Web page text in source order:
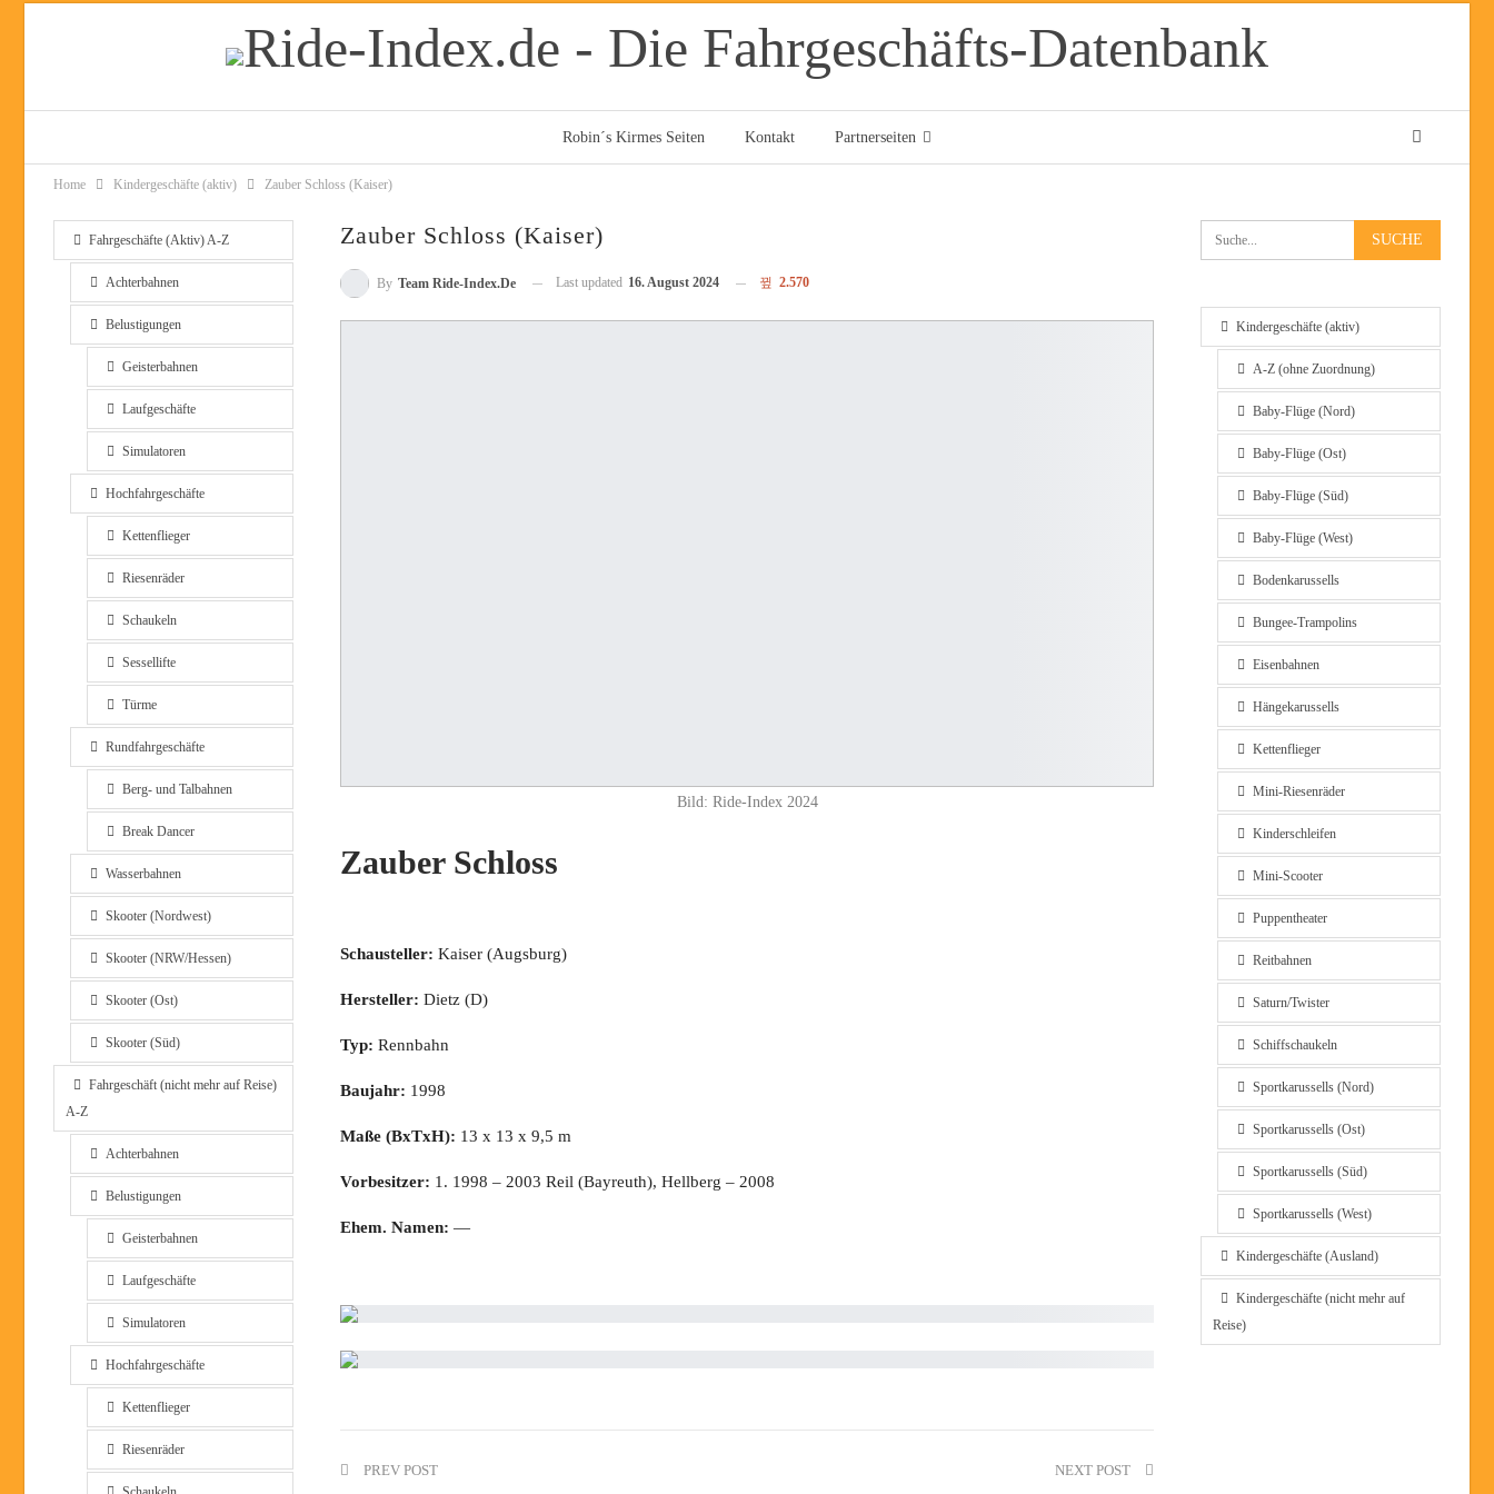
Robin´s Kirmes Seiten Kontakt Partnerseiten
Home Kindergeschäfte (aktiv) Zauber Schloss (Kaiser)
Zauber Schloss (Kaiser)
By Team Ride-Index.de Last updated 16. August 2024 2.570
Bild: Ride-Index 2024
Zauber Schloss
Schausteller: Kaiser (Augsburg)
Hersteller: Dietz (D)
Typ: Rennbahn
Baujahr: 1998
Maße (BxTxH): 13 x 13 x 9,5 m
Vorbesitzer: 1. 1998 – 2003 Reil (Bayreuth), Hellberg – 2008
Ehem. Namen: —
PREV POST NEXT POST
Fahrgeschäfte (Aktiv) A-Z
Achterbahnen
Belustigungen
Geisterbahnen
Laufgeschäfte
Simulatoren
Hochfahrgeschäfte
Kettenflieger
Riesenräder
Schaukeln
Sessellifte
Türme
Rundfahrgeschäfte
Berg- und Talbahnen
Break Dancer
Wasserbahnen
Skooter (Nordwest)
Skooter (NRW/Hessen)
Skooter (Ost)
Skooter (Süd)
Fahrgeschäft (nicht mehr auf Reise)
A-Z
Achterbahnen
Belustigungen
Geisterbahnen
Laufgeschäfte
Simulatoren
Hochfahrgeschäfte
Kettenflieger
Riesenräder
Kindergeschäfte (aktiv)
A-Z (ohne Zuordnung)
Baby-Flüge (Nord)
Baby-Flüge (Ost)
Baby-Flüge (Süd)
Baby-Flüge (West)
Bodenkarussells
Bungee-Trampolins
Eisenbahnen
Hängekarussells
Kettenflieger
Mini-Riesenräder
Kinderschleifen
Mini-Scooter
Puppentheater
Reitbahnen
Saturn/Twister
Schiffschaukeln
Sportkarussells (Nord)
Sportkarussells (Ost)
Sportkarussells (Süd)
Sportkarussells (West)
Kindergeschäfte (Ausland)
Kindergeschäfte (nicht mehr auf
Reise)